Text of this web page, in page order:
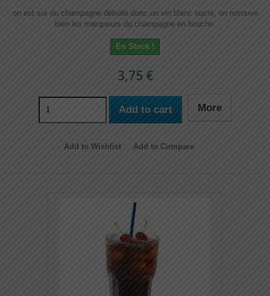
on est sur du champagne débullé donc un vin blanc sucré, on retrouve
bien les marqueurs du champagne en bouche.
En Stock !
3,75 €
Add to cart More
Add to Wishlist Add to Compare